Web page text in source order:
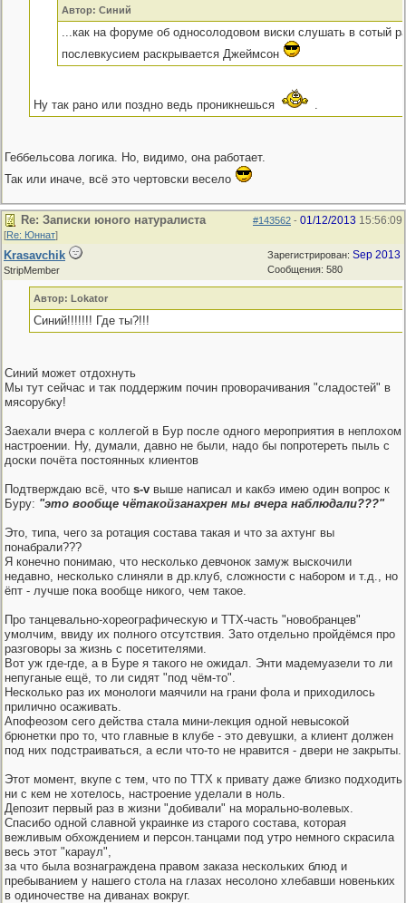
Автор: Синий
...как на форуме об односолодовом виски слушать в сотый
послевкусием раскрывается Джеймсон
Ну так рано или поздно ведь проникнешься .
Геббельсова логика. Но, видимо, она работает.
Так или иначе, всё это чертовски весело
#143562 - 01/12/2013 15:56:09
Re: Записки юного натуралиста
[Re: Юннат]
Зарегистрирован: Sep 2013
Сообщения: 580
Krasavchik
StripMember
Автор: Lokator
Синий!!!!!!! Где ты?!!!
Синий может отдохнуть
Мы тут сейчас и так поддержим почин проворачивания "сладостей" в
мясорубку!
Заехали вчера с коллегой в Бур после одного мероприятия в неплохом
настроении. Ну, думали, давно не были, надо бы попротереть пыль с
доски почёта постоянных клиентов
Подтверждаю всё, что s-v выше написал и какбэ имею один вопрос к
Буру: "это вообще чётакойзанахрен мы вчера наблюдали???"
Это, типа, чего за ротация состава такая и что за ахтунг вы
понабрали???
Я конечно понимаю, что несколько девчонок замуж выскочили
недавно, несколько слиняли в др.клуб, сложности с набором и т.д., но
ёпт - лучше пока вообще никого, чем такое.
Про танцевально-хореографическую и ТТХ-часть "новобранцев"
умолчим, ввиду их полного отсутствия. Зато отдельно пройдёмся про
разговоры за жизнь с посетителями.
Вот уж где-где, а в Буре я такого не ожидал. Энти мадемуазели то ли
непуганые ещё, то ли сидят "под чём-то".
Несколько раз их монологи маячили на грани фола и приходилось
прилично осаживать.
Апофеозом сего действа стала мини-лекция одной невысокой
брюнетки про то, что главные в клубе - это девушки, а клиент должен
под них подстраиваться, а если что-то не нравится - двери не закрыты.
Этот момент, вкупе с тем, что по ТТХ к привату даже близко подходить
ни с кем не хотелось, настроение уделали в ноль.
Депозит первый раз в жизни "добивали" на морально-волевых.
Спасибо одной славной украинке из старого состава, которая
вежливым обхождением и персон.танцами под утро немного скрасила
весь этот "караул",
за что была вознаграждена правом заказа нескольких блюд и
пребыванием у нашего стола на глазах несолоно хлебавши новеньких
в одиночестве на диванах вокруг.